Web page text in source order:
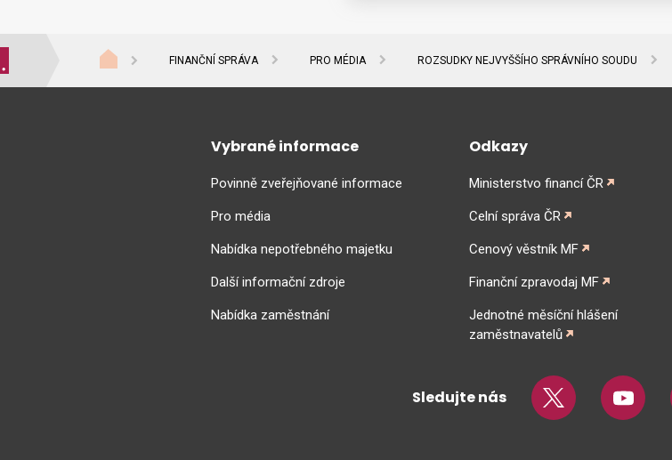
FINANČNÍ SPRÁVA PRO MÉDIA ROZSUDKY NEJVYŠŠÍHO SPRÁVNÍHO SOUDU
Vybrané informace
Povinně zveřejňované informace
Pro média
Nabídka nepotřebného majetku
Další informační zdroje
Nabídka zaměstnání
Odkazy
Ministerstvo financí ČR
Celní správa ČR
Cenový věstník MF
Finanční zpravodaj MF
Jednotné měsíční hlášení
zaměstnavatelů
Sledujte nás Twitter Youtube